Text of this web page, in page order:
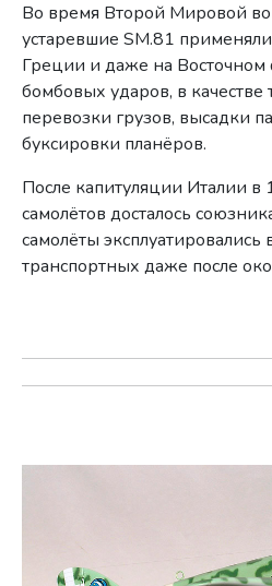
Во время Второй Мировой
устаревшие SM.81
Греции и даже на Восточном
бомбовых ударов, в качестве
перевозки грузов, высадки
буксировки планёров.
После капитуляции Италии в
самолётов досталось
самолёты эксплуатировались
транспортных даже после